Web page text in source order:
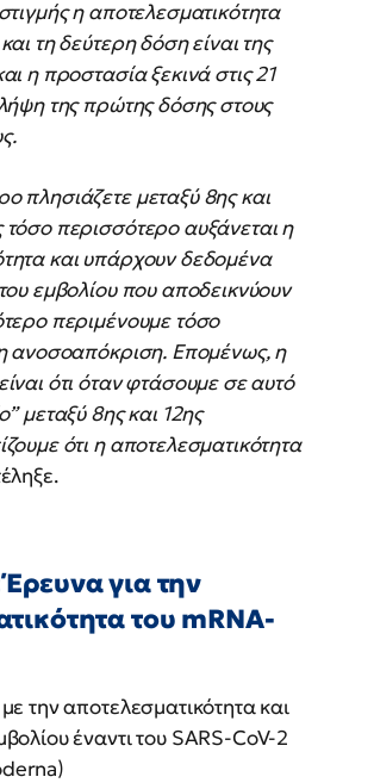
η αποτελεσματικότητα
τη δεύτερη δόση είναι της
η προστασία ξεκινά στις 21
της πρώτης δόσης στους
πλησιάζετε μεταξύ 8ης και
περισσότερο αυξάνεται η
και υπάρχουν δεδομένα
εμβολίου που αποδεικνύουν
περιμένουμε τόσο
ανοσοαπόκριση. Επομένως, η
ότι όταν φτάσουμε σε αυτό
μεταξύ 8ης και 12ης
ότι η αποτελεσματικότητα
για την
του mRNA-
την αποτελεσματικότητα και
έναντι του SARS-CoV-2